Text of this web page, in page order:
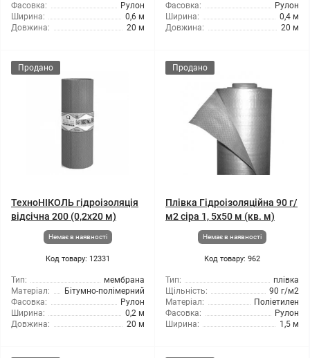
Фасовка:
Рулон
Ширина:
0,6 м
Довжина:
20 м
Фасовка:
Рулон
Ширина:
0,4 м
Довжина:
20 м
Продано
ТехноНІКОЛЬ гідроізоляція
відсічна 200 (0,2x20 м)
Немає в наявності
Код товару: 12331
Тип:
мембрана
Матеріал:
Бітумно-полімерний
Фасовка:
Рулон
Ширина:
0,2 м
Довжина:
20 м
Продано
Плівка Гідроізоляційна 90 г/
м2 сіра 1, 5x50 м (кв. м)
Немає в наявності
Код товару: 962
Тип:
плівка
Щільність:
90 г/м2
Матеріал:
Поліетилен
Фасовка:
Рулон
Ширина:
1,5 м